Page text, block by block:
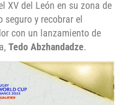
XV del León en su zona de
seguro y recobrar el
con un lanzamiento de
Tedo Abzhandadze.